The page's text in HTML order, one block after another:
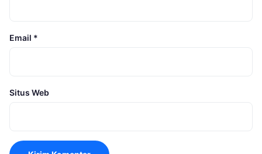
Email *
Situs Web